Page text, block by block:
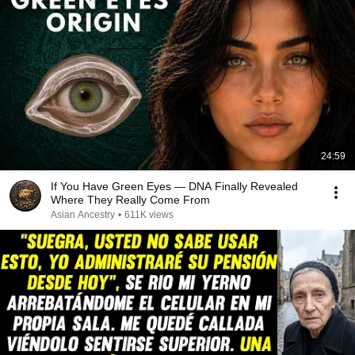
24:59
If You Have Green Eyes — DNA Finally Revealed
Where They Really Come From
Asian Ancestry • 611K views